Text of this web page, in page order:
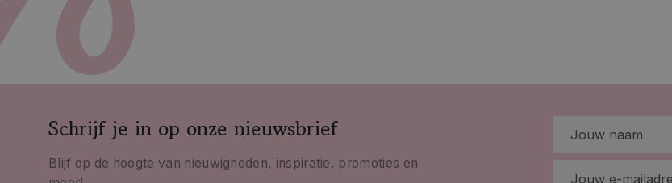
Schrijf je in op onze nieuwsbrief
Blijf op de hoogte van nieuwigheden, inspiratie, promoties en